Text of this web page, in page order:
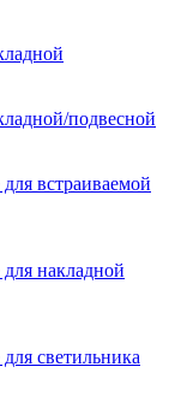
подвесной
встраиваемой
накладной
светильника